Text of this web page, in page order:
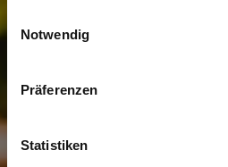
Notwendig
Präferenzen
Statistiken